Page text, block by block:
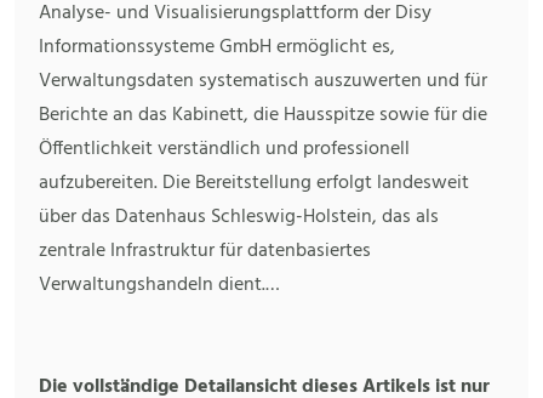
Analyse- und Visualisierungsplattform der Disy
Informationssysteme GmbH ermöglicht es,
Verwaltungsdaten systematisch auszuwerten und für
Berichte an das Kabinett, die Hausspitze sowie für die
Öffentlichkeit verständlich und professionell
aufzubereiten. Die Bereitstellung erfolgt landesweit
über das Datenhaus Schleswig-Holstein, das als
zentrale Infrastruktur für datenbasiertes
Verwaltungshandeln dient.…
Die vollständige Detailansicht dieses Artikels ist nur